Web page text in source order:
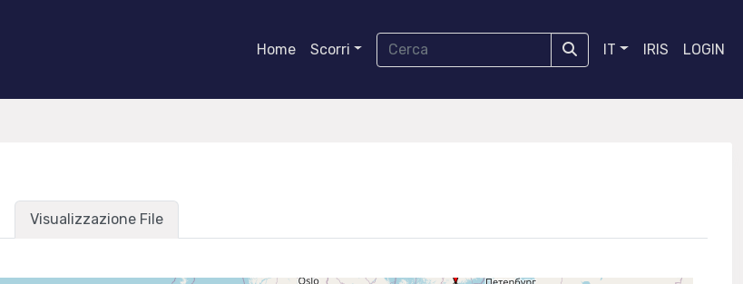
Home Scorri IT IRIS LOGIN
Visualizzazione File